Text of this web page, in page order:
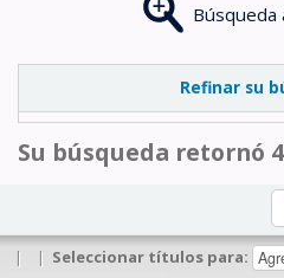
Búsqueda
Refinar su
Su búsqueda retornó
| | Seleccionar títulos para: